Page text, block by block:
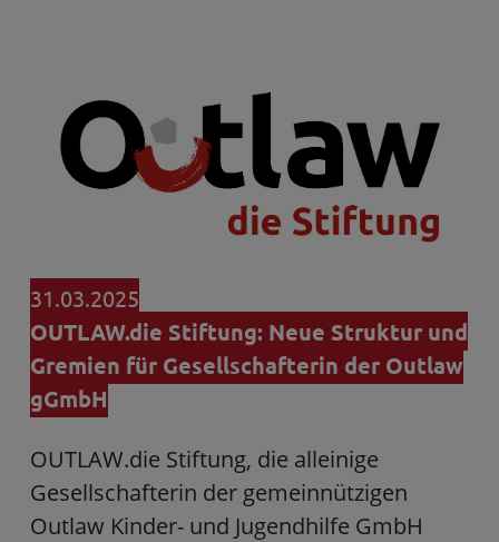
31.03.2025
OUTLAW.die Stiftung: Neue Struktur und
Gremien für Gesellschafterin der Outlaw
gGmbH
OUTLAW.die Stiftung, die alleinige
Gesellschafterin der gemeinnützigen
Outlaw Kinder- und Jugendhilfe GmbH